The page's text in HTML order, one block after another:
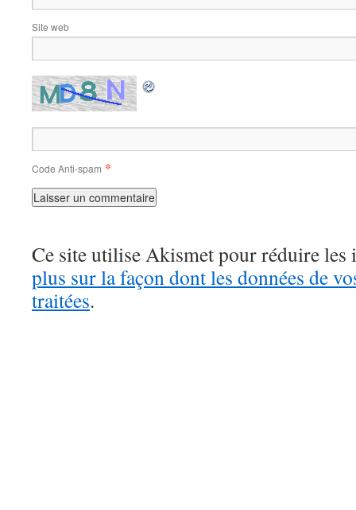
Site web
Code Anti-spam *
Ce site utilise Akismet pour réduire les
plus sur la façon dont les données de
traitées.